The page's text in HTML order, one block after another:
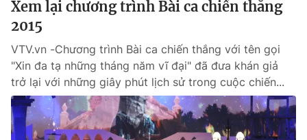
Liên hệ tòa soạn
THỜI BÁO VTV
Xem lại chương trình Bài ca chiến thắng
2015
VTV.vn -Chương trình Bài ca chiến thắng với tên gọi
"Xin đa tạ những tháng năm vĩ đại" đã đưa khán giả
trở lại với những giây phút lịch sử trong cuộc chiến...